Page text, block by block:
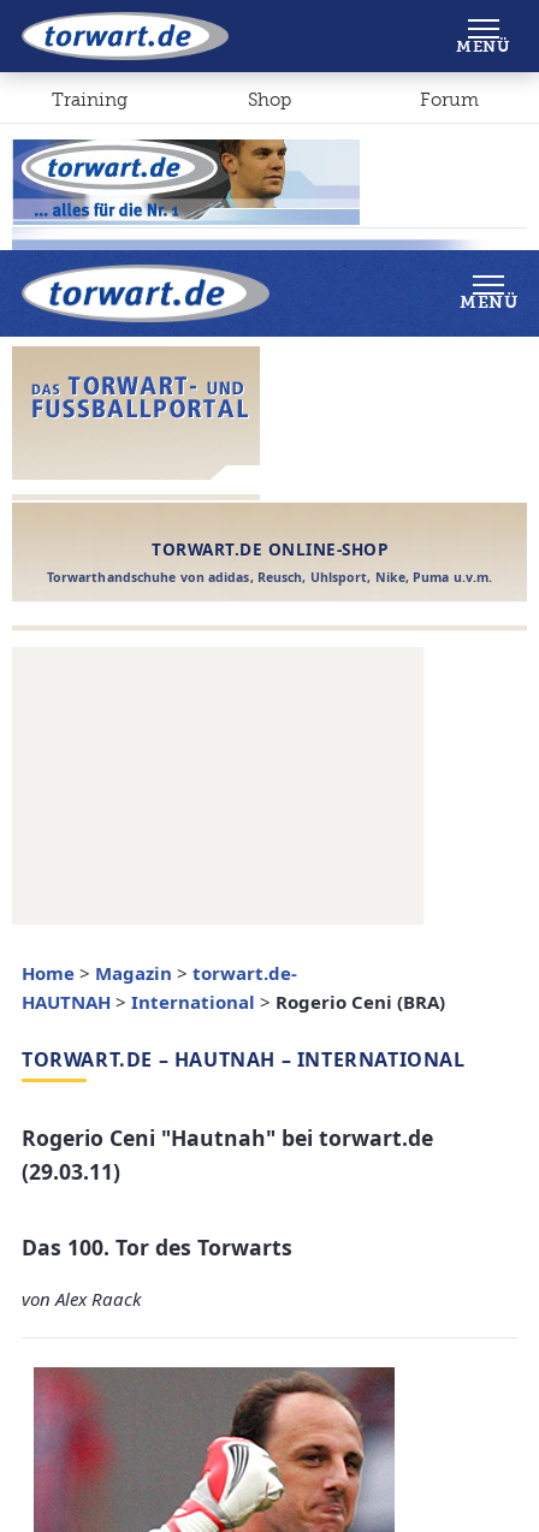
Shop Forum
MENÜ
Home > Magazin > torwart.de-
HAUTNAH > International > Rogerio Ceni (BRA)
TORWART.DE – HAUTNAH – INTERNATIONAL
Rogerio Ceni "Hautnah" bei torwart.de
(29.03.11)
Das 100. Tor des Torwarts
von Alex Raack